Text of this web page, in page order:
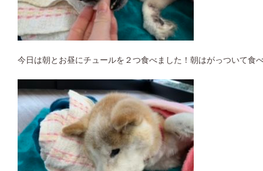
今日は朝とお昼にチュールを２つ食べました！朝はがっついて食